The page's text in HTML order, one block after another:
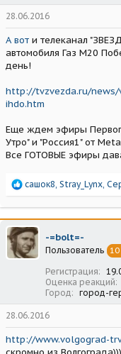
28.06.2016
А вот и телеканал
автомобиля Газ М20
день!
http://tvzvezda.ru/news/
ihdo.htm
Еще ждем эфиры
Утро" и "Россия1" от
Все ГОТОВЫЕ эфиры
Р
а
к
ц
и
и
сашок8, Stray_Lynx,
-=bolt=-
Пользователь
Регистрация
Оценка реакций
Город
город-
28.06.2016
http://www.volgograd-